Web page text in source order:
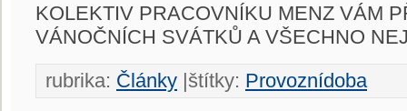
KOLEKTIV PRACOVNÍKU MENZ VÁM
VÁNOČNÍCH SVÁTKŮ A VŠECHNO
rubrika: Články |štítky: Provoznídoba